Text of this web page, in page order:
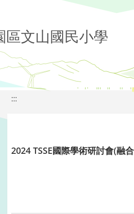
區文山國民小學
:::
2024 TSSE國際學術研討會(融